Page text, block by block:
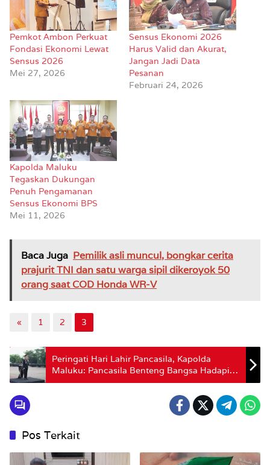
Pemkot Ambon Perkuat
Fondasi Ekonomi Lewat
Sensus 2026
Mei 27, 2026
Sensus Ekonomi 2026
Harus Valid dan Akurat,
Jangan Jadi Data
Pesanan
Februari 24, 2026
Kapolda Maluku
Tegaskan Dukungan
Penuh Pengamanan
Sensus Ekonomi BPS
Mei 11, 2026
Baca Juga Pemilik asli muncul, bongkar cerita
prajurit TNI dan satu warga sipil dikeroyok 50
orang saat COD Honda WR-V
« 1 2 3
Peringati Hari Lahir Pancasila, Kapolda
Maluku: Pancasila Benteng Bangsa Hadapi
Tantangan Global dan Ancaman Disinformasi
Pos Terkait